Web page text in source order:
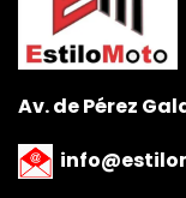
Av. de Pérez